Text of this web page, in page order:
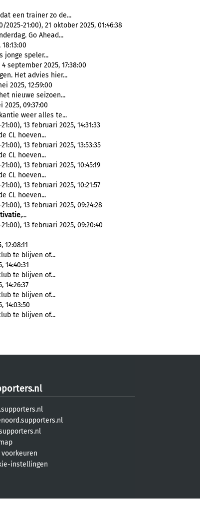
een trainer zo de...
21:00), 21 oktober 2025, 01:46:38
Go Ahead...
jonge speler...
september 2025, 17:38:00
Het advies hier...
2025, 12:59:00
nieuwe seizoen...
09:37:00
weer alles te...
13 februari 2025, 14:31:33
CL hoeven...
13 februari 2025, 13:53:35
CL hoeven...
13 februari 2025, 10:45:19
CL hoeven...
13 februari 2025, 10:21:57
CL hoeven...
13 februari 2025, 09:24:28
,...
13 februari 2025, 09:20:40
te blijven of...
te blijven of...
te blijven of...
14:03:50
te blijven of...
instellingen